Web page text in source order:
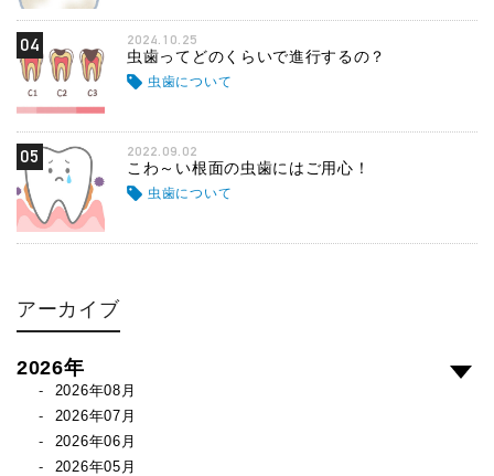
04 2024.10.25
虫歯ってどのくらいで進行するの？
虫歯について
05 2022.09.02
こわ～い根面の虫歯にはご用心！
虫歯について
アーカイブ
2026年
2026年08月
2026年07月
2026年06月
2026年05月